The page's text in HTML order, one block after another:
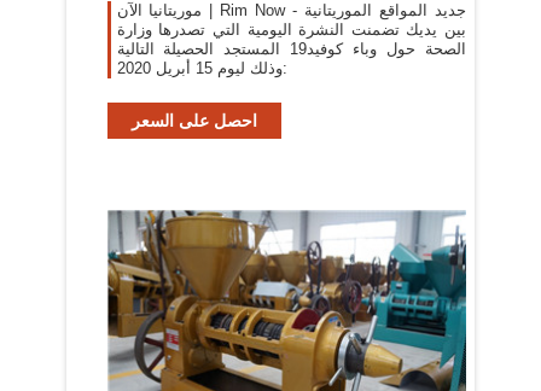
موريتانيا الآن | Rim Now - جديد المواقع الموريتانية
بين يديك تضمنت النشرة اليومية التي تصدرها وزارة
الصحة حول وباء كوفيد19 المستجد الحصيلة التالية
وذلك ليوم 15 أبريل 2020:
احصل على السعر